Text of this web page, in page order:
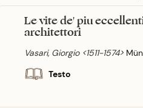
Le vite de' piu
architettori
Vasari, Giorgio <1511-1574>
Testo